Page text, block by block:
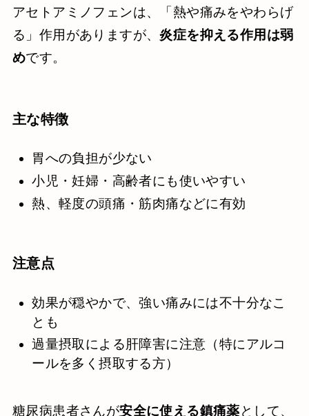
アセトアミノフェンは、「熱や痛みをやわらげ
る」作用がありますが、炎症を抑える作用は弱
めです。
主な特徴
胃への負担が少ない
小児・妊婦・高齢者にも使いやすい
熱、軽度の頭痛・筋肉痛などに有効
注意点
効果が穏やかで、強い痛みには不十分なこ
とも
過量摂取による肝障害に注意（特にアルコ
ールを多く摂取する方）
糖尿病患者さんが安全に使える鎮痛薬として、